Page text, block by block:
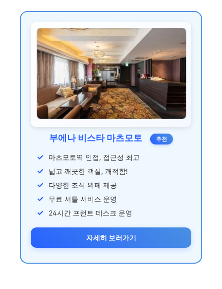
부에나 비스타 마츠모토 추천
마츠모토역 인접, 접근성 최고
넓고 깨끗한 객실, 쾌적함!
다양한 조식 뷔페 제공
무료 셔틀 서비스 운영
24시간 프런트 데스크 운영
자세히 보러가기